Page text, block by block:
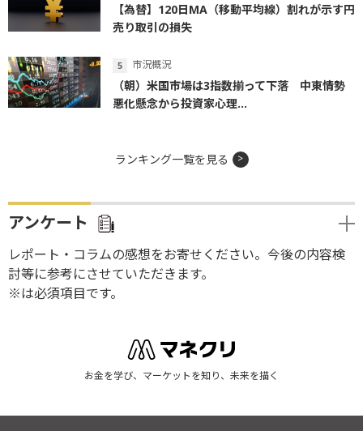
【為替】120日MA（移動平均線）割れが示す円
売り取引の損失
市況概況
（朝）米国市場は3指数揃って下落 中東情勢
悪化懸念から投資家心理...
ランキング一覧を見る
アンケート
レポート・コラムの感想をお寄せください。今後の内容検
討等に参考にさせていただきます。
※は必須項目です。
お金を学び、マーケットを知り、未来を描く